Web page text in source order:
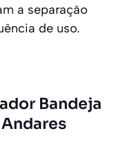
a separação
de uso.
Bandeja